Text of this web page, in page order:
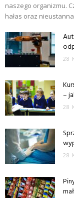
naszego organizmu.
hałas oraz
28
–
28
28